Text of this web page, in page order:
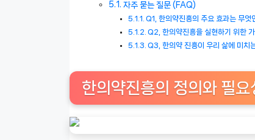
자주 묻는 질문 (FAQ)
Q1, 한의약진흥의 주요 효과는 무엇
Q2, 한의약진흥을 실현하기 위한
Q3, 한의약 진흥이 우리 삶에 미치
한의약진흥의 정의와 필요